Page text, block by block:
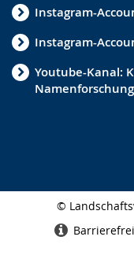
Instagram-
Instagram-
Youtube-Kanal:
©